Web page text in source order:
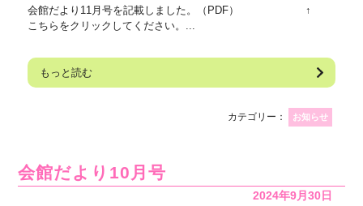
会館だより11月号を記載しました。（PDF） ↑
こちらをクリックしてください。...
もっと読む
カテゴリー： お知らせ
会館だより10月号
2024年9月30日